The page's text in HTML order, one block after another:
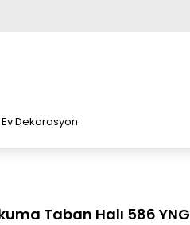
Ev Dekorasyon
Taban Halı 586 YNG